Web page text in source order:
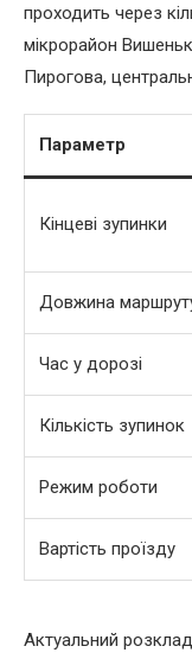
проходить через
мікрорайон
Пирогова,
Параметр
Кінцеві зупинки
Довжина
Час у дорозі
Кількість зупинок
Режим роботи
Вартість проїзду
Актуальний розклад